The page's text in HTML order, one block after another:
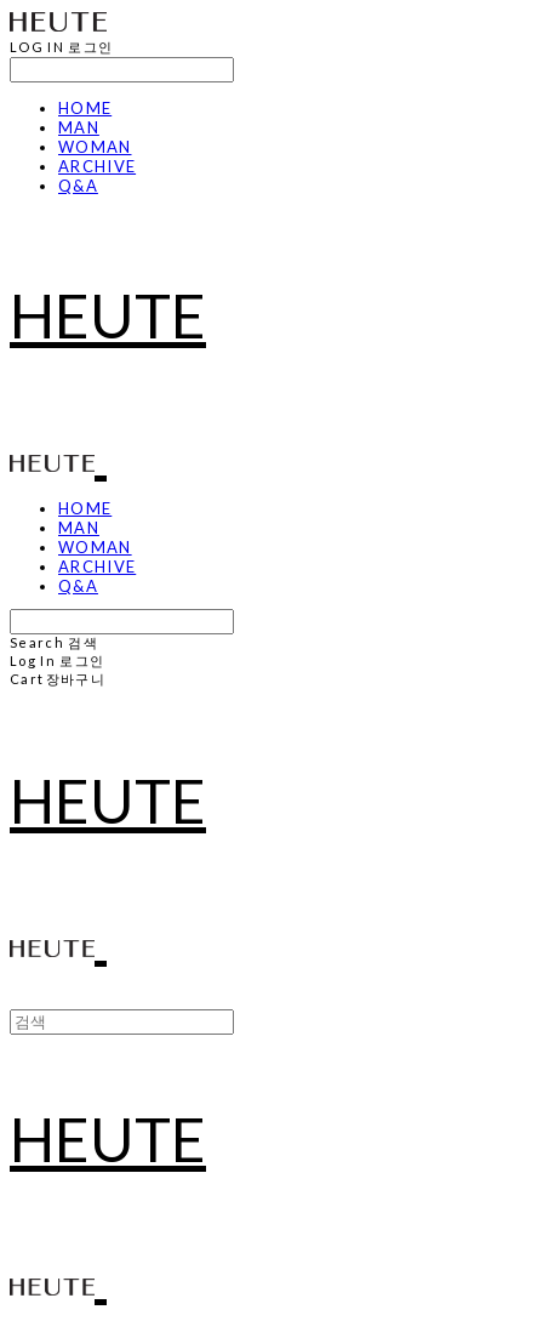
LOG IN 로그인
HOME
MAN
WOMAN
ARCHIVE
Q&A
HEUTE
HOME
MAN
WOMAN
ARCHIVE
Q&A
Search 검색
Log In 로그인
Cart 장바구니
HEUTE
HEUTE